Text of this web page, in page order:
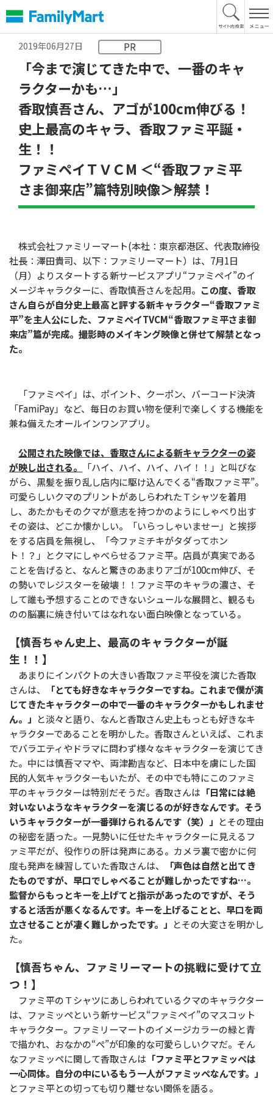
文
へ
2019年06月27日
PR
「今まで演じてきた中で、一番のキャ
ラクターかも…」
香取慎吾さん、アゴが100cm伸びる！
史上最高のキャラ、香取ファミ平誕・
生！！
ファミペイＴＶＣM ＜“香取ファミ平
さま御来店”篇特別映像＞解禁！
株式会社ファミリーマート(本社：東京都港区、代表取締役
社長：澤田貴司、以下：ファミリーマート）は、7月1日
（月）よりスタートする新サービスアプリ“ファミペイ”のイ
メージキャラクターに、香取慎吾さんを起用。 この度、香取
さん自らが自分史上最高と評する新キャラクター“香取ファミ
平”を主人公にした、ファミペイTVCM“香取ファミ平さま御
来店”篇が完成。撮影時のメイキング映像と併せて解禁となっ
た。
「ファミペイ」は、ポイント、クーポン、バーコード決済
「FamiPay」など、毎日のお買い物を便利で楽しくする機能を
兼ね備えたオールインワンアプリ。
公開された映像では、香取さんによる新キャラクターの姿
が映し出される。
「ハイ、ハイ、ハイ、ハイ！！」と叫びな
がら、黒髪を振り乱し店内に駆け込んでくる“香取ファミ平”。
可愛らしいクマのプリントがあしらわれたＴシャツを着用
し、あたかもそのクマが意志を持つかのようにしゃべり出す
その姿は、どこか懐かしい。「いらっしゃいませー」と挨拶
をする店員を無視し、「今ファミチキがタダってホン
ト！？」とクマにしゃべらせるファミ平。店員が真実である
ことを告げると、なんと驚きのあまりアゴが100cm伸び、そ
の勢いでレジスターを破壊！！ファミ平のキャラの濃さ、そ
して誰も予想することのできないシュールな展開と、観るも
のの脳裏に焼き付いてはなれない面白映像となっている。
【慎吾ちゃん史上、最高のキャラクターが誕
生！！】
あまりにインパクトの大きい香取ファミ平役を演じた香取
さんは、
「とても好きなキャラクターですね。これまで僕が演
じてきたキャラクターの中で一番のキャラクターかもしれませ
ん。」 と淡々と語り、なんと香取さん史上もっとも好きなキ
ャラクターであることを明かした。香取さんといえば、これま
でバラエティやドラマに問わず様々なキャラクターを演じてき
た。中には慎吾ママや、両津勘吉など、日本中を虜にした国
民的人気キャラクターもいたが、その中でも特にこのファミ
平のキャラクターは特別だそうだ。香取さんは 「日常には絶
対いないようなキャラクターを演じるのが好きなんです。そう
いうキャラクターが一番弾けられるんです（笑）」 とその理由
の秘密を語った。一見勢いに任せたキャラクターに見えるフ
ァミ平だが、役作りの肝は発声にある。カメラ裏で密かに何
度も発声を練習していた香取さんは、
「声色は自然と出てき
たものですが、早口でしゃべることが難しかったですね…。
監督からもっとキーを上げてと指示があったのですが、そう
すると活舌が悪くなるんです。キーを上げることと、早口を両
立させることが凄く難しかったです。」 とその大変さを明かし
た。
【慎吾ちゃん、ファミリーマートの挑戦に受けて立
つ！】
ファミ平のＴシャツにあしらわれているクマのキャラクター
は、ファミッペという新サービス“ファミペイ”のマスコット
キャラクター。ファミリーマートのイメージカラーの緑と青
で描かれ、おなかの“ぺ”が印象的な可愛らしいクマだ。そん
なファミッペに関して香取さんは 「ファミ平とファミッペは
一心同体。自分の中にいるもう一人がファミッペなんです。」
とファミ平との切っても切り離せない関係を語る。